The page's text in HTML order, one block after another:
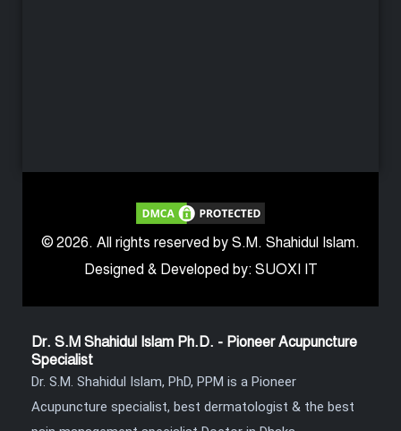
© 2026. All rights reserved by S.M. Shahidul Islam.
Designed & Developed by: SUOXI IT
Dr. S.M Shahidul Islam Ph.D. - Pioneer Acupuncture
Specialist
Dr. S.M. Shahidul Islam, PhD, PPM is a Pioneer
Acupuncture specialist, best dermatologist & the best